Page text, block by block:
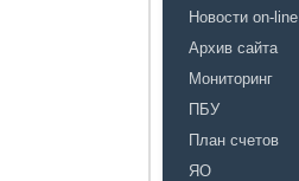
Новости on-line
Архив сайта
Мониторинг
ПБУ
План счетов
ЯО